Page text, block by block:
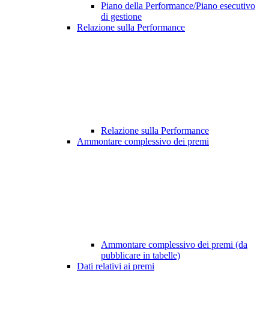
Piano della Performance/Piano esecutivo
di gestione
Relazione sulla Performance
Relazione sulla Performance
Ammontare complessivo dei premi
Ammontare complessivo dei premi (da
pubblicare in tabelle)
Dati relativi ai premi